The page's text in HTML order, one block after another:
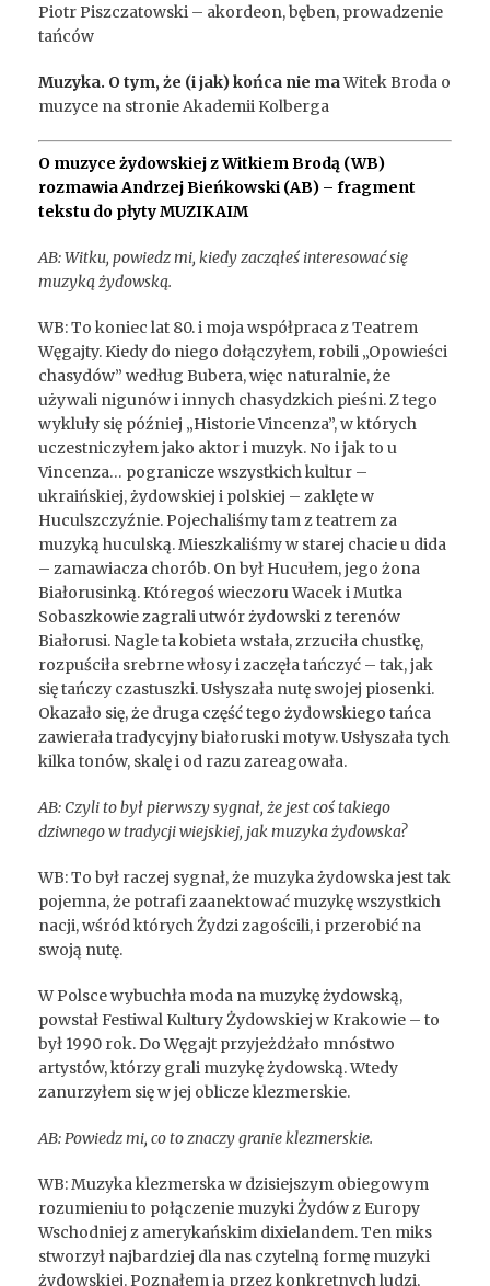
Piotr Piszczatowski – akordeon, bęben, prowadzenie
tańców
Muzyka. O tym, że (i jak) końca nie maWitek Broda o
muzyce na stronie Akademii Kolberga
O muzyce żydowskiej z Witkiem Brodą (WB)
rozmawia Andrzej Bieńkowski (AB) – fragment
tekstu do płyty MUZIKAIM
AB: Witku, powiedz mi, kiedy zacząłeś interesować się
muzyką żydowską.
WB: To koniec lat 80. i moja współpraca z Teatrem
Węgajty. Kiedy do niego dołączyłem, robili „Opowieści
chasydów” według Bubera, więc naturalnie, że
używali nigunów i innych chasydzkich pieśni. Z tego
wykluły się później „Historie Vincenza”, w których
uczestniczyłem jako aktor i muzyk. No i jak to u
Vincenza… pogranicze wszystkich kultur –
ukraińskiej, żydowskiej i polskiej – zaklęte w
Huculszczyźnie. Pojechaliśmy tam z teatrem za
muzyką huculską. Mieszkaliśmy w starej chacie u dida
– zamawiacza chorób. On był Hucułem, jego żona
Białorusinką. Któregoś wieczoru Wacek i Mutka
Sobaszkowie zagrali utwór żydowski z terenów
Białorusi. Nagle ta kobieta wstała, zrzuciła chustkę,
rozpuściła srebrne włosy i zaczęła tańczyć – tak, jak
się tańczy czastuszki. Usłyszała nutę swojej piosenki.
Okazało się, że druga część tego żydowskiego tańca
zawierała tradycyjny białoruski motyw. Usłyszała tych
kilka tonów, skalę i od razu zareagowała.
AB: Czyli to był pierwszy sygnał, że jest coś takiego
dziwnego w tradycji wiejskiej, jak muzyka żydowska?
WB: To był raczej sygnał, że muzyka żydowska jest tak
pojemna, że potrafi zaanektować muzykę wszystkich
nacji, wśród których Żydzi zagościli, i przerobić na
swoją nutę.
W Polsce wybuchła moda na muzykę żydowską,
powstał Festiwal Kultury Żydowskiej w Krakowie – to
był 1990 rok. Do Węgajt przyjeżdżało mnóstwo
artystów, którzy grali muzykę żydowską. Wtedy
zanurzyłem się w jej oblicze klezmerskie.
AB: Powiedz mi, co to znaczy granie klezmerskie.
WB: Muzyka klezmerska w dzisiejszym obiegowym
rozumieniu to połączenie muzyki Żydów z Europy
Wschodniej z amerykańskim dixielandem. Ten miks
stworzył najbardziej dla nas czytelną formę muzyki
żydowskiej. Poznałem ją przez konkretnych ludzi,